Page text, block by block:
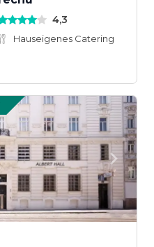
4,3
Hauseigenes Catering